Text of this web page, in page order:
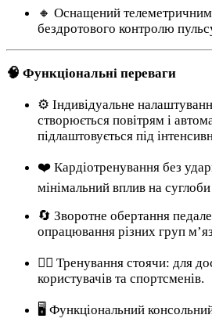
🔸 Оснащений
бездротового контролю
🧠 Функціональні переваги
⚙️ Індивідуальне
створюється повітрям і
підлаштовується під
❤️ Кардіотренування без
мінімальний вплив на суглоби
🔄 Зворотне обертання
опрацювання різних груп
🧍‍♂️ Тренування стоячи: для
користувачів та спортсменів.
🖥 Функціональний